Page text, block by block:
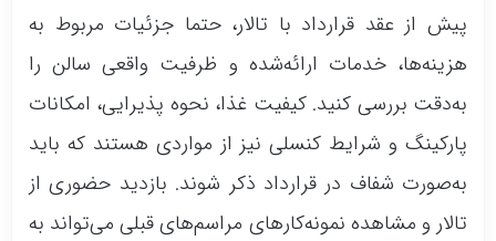
خدمات:
ارائه منوی متنوع غذا و دسر
نورپردازی مدرن و تزیینات شیک
تجهیز به سیستم تهویه‌مطبوع
فضای مخصوص عروس و داماد
پارکینگ با ظرفیت مناسب
پیش از عقد قرارداد با تالار، حتما جزئیات مربوط به
هزینه‌ها، خدمات ارائه‌شده و ظرفیت واقعی سالن را
به‌دقت بررسی کنید. کیفیت غذا، نحوه پذیرایی، امکانات
پارکینگ و شرایط کنسلی نیز از مواردی هستند که باید
به‌صورت شفاف در قرارداد ذکر شوند. بازدید حضوری از
تالار و مشاهده نمونه‌کارهای مراسم‌های قبلی می‌تواند به